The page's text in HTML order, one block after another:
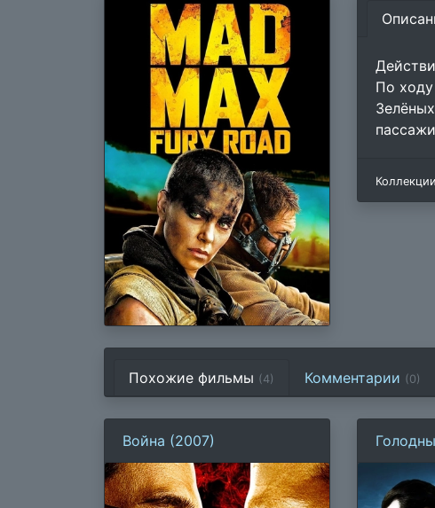
По
Похожие фильмы (4) Комментарии (0)
Война (2007)